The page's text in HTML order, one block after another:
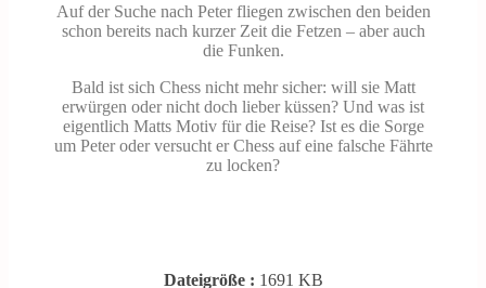
Auf der Suche nach Peter fliegen zwischen den beiden
schon bereits nach kurzer Zeit die Fetzen – aber auch
die Funken.
Bald ist sich Chess nicht mehr sicher: will sie Matt
erwürgen oder nicht doch lieber küssen? Und was ist
eigentlich Matts Motiv für die Reise? Ist es die Sorge
um Peter oder versucht er Chess auf eine falsche Fährte
zu locken?
Dateigröße : 1691 KB